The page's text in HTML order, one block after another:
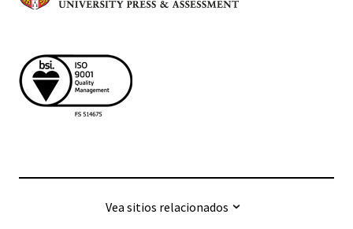
Vea sitios relacionados